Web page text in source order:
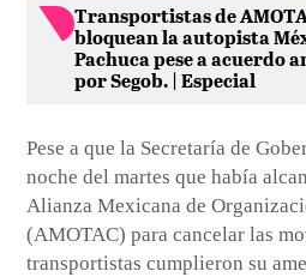
Transportistas de
bloquean la autopista
Pachuca pese a acuerdo
por Segob. | Especial
Pese a que la Secretaría de
noche del martes que había
Alianza Mexicana de
(AMOTAC) para cancelar las
transportistas cumplieron su